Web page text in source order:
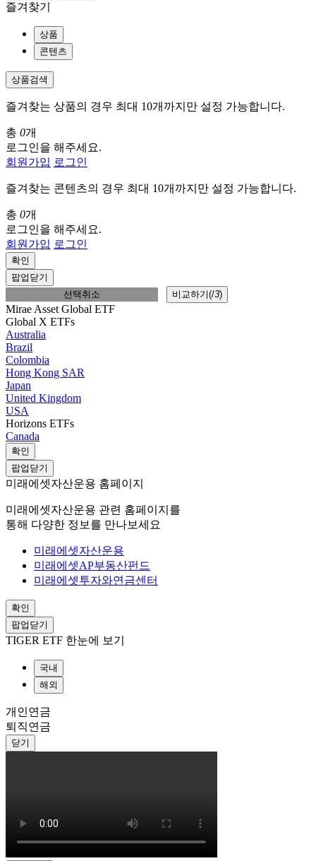
즐겨찾기
상품
콘텐츠
상품검색
즐겨찾는 상품의 경우 최대 10개까지만 설정 가능합니다.
총 0개
로그인을 해주세요.
회원가입 로그인
즐겨찾는 콘텐츠의 경우 최대 10개까지만 설정 가능합니다.
총 0개
로그인을 해주세요.
회원가입 로그인
확인
팝업닫기
선택취소
비교하기(/3)
Mirae Asset Global ETF
Global X ETFs
Australia
Brazil
Colombia
Hong Kong SAR
Japan
United Kingdom
USA
Horizons ETFs
Canada
확인
팝업닫기
미래에셋자산운용 홈페이지
미래에셋자산운용 관련 홈페이지를
통해 다양한 정보를 만나보세요
미래에셋자산운용
미래에셋AP부동산펀드
미래에셋투자와연금센터
확인
팝업닫기
TIGER ETF 한눈에 보기
국내
해외
개인연금
퇴직연금
닫기